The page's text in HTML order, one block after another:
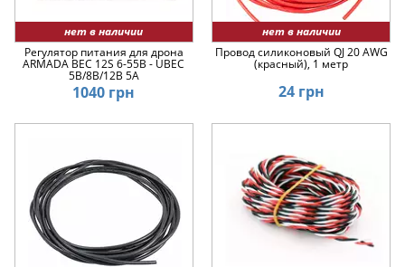
протоколам подключения и не превышать потребление BEC.
Новичку сложно справиться с такой задачей без помощи
специалистов. СЦ Radioland в городах Днепр и Киев помогут Вам
решить задачи любой сложности.
нет в наличии
Регулятор питания для дрона
ARMADA BEC 12S 6-55В - UBEC
5В/8В/12В 5A
1040 грн
нет в наличии
Провод силиконовый QJ 20 AWG
(красный), 1 метр
24 грн